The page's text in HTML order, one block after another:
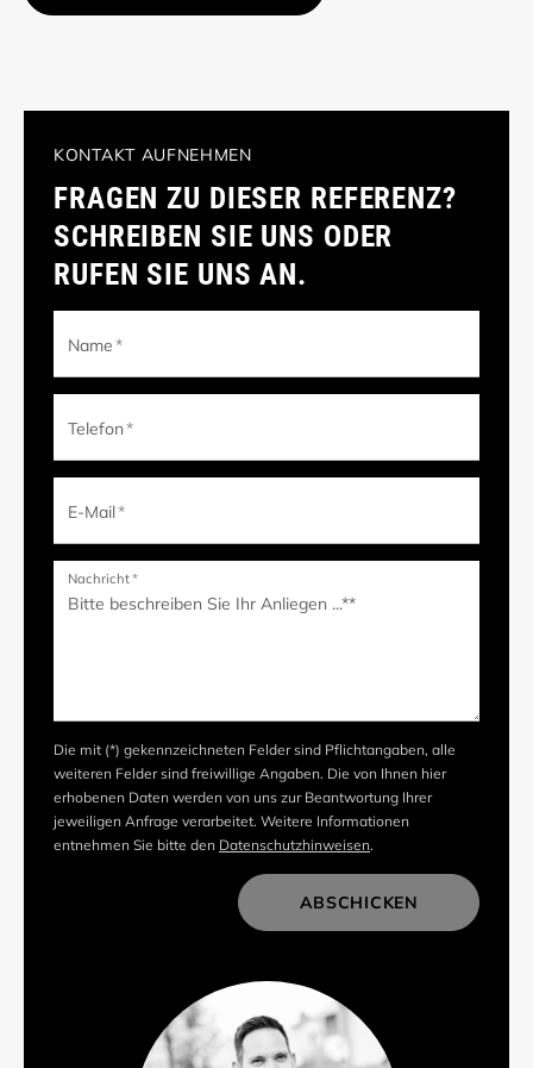
KONTAKT AUFNEHMEN
FRAGEN ZU DIESER REFERENZ?
SCHREIBEN SIE UNS ODER
RUFEN SIE UNS AN.
Name*
Telefon*
E-Mail*
Nachricht*
Die mit (*) gekennzeichneten Felder sind Pflichtangaben, alle
weiteren Felder sind freiwillige Angaben. Die von Ihnen hier
erhobenen Daten werden von uns zur Beantwortung Ihrer
jeweiligen Anfrage verarbeitet. Weitere Informationen
entnehmen Sie bitte den Datenschutzhinweisen.
ABSCHICKEN